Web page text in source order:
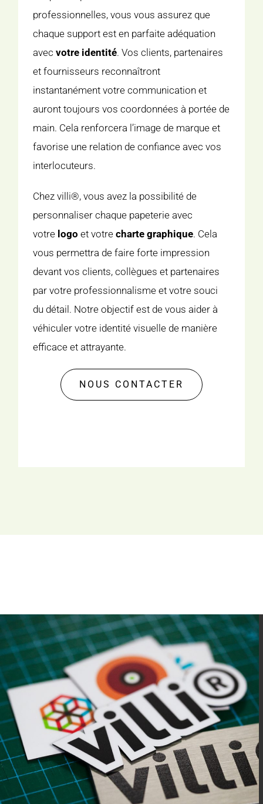
professionnelles, vous vous assurez que
chaque support est en parfaite adéquation
avecvotre identité. Vos clients, partenaires
et fournisseurs reconnaîtront
instantanément votre communication et
auront toujours vos coordonnées à portée de
main. Cela renforcera l’image de marque et
favorise une relation de confiance avec vos
interlocuteurs.
Chez villi®, vous avez la possibilité de
personnaliser chaque papeterie avec
votre logo et votrecharte graphique. Cela
vous permettra de faire forte impression
devant vos clients, collègues et partenaires
par votre professionnalisme et votre souci
du détail. Notre objectif est de vous aider à
véhiculer votre identité visuelle de manière
efficace et attrayante.
NOUS CONTACTER